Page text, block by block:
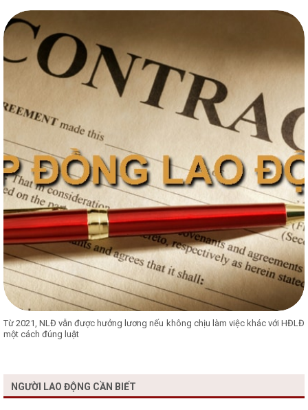
Từ 2021, NLĐ vẫn được hưởng lương nếu không chịu làm việc khác với HĐLĐ
một cách đúng luật
NGƯỜI LAO ĐỘNG CẦN BIẾT